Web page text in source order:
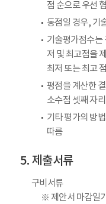
점 순으로 우선
동점일 경우, 기
기술평가점수는
저 및 최고점을
최저 또는 최고
평점을 계산한
소수점 셋째 자
기타 평가의 방
따름
제출서류
구비서류
※ 제안서 마감일